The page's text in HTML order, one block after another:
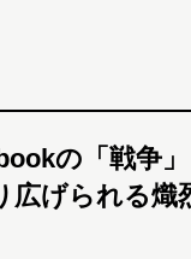
の「戦争
広げられる熾